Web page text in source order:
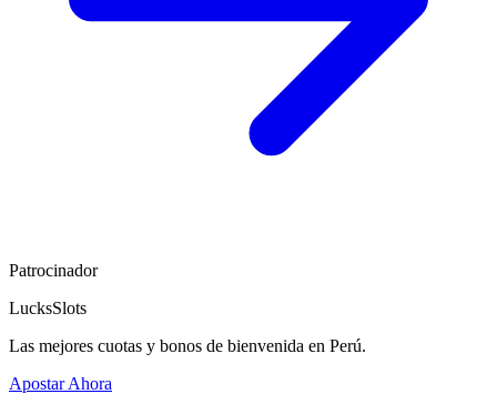
Patrocinador
LucksSlots
Las mejores cuotas y bonos de bienvenida en Perú.
Apostar Ahora